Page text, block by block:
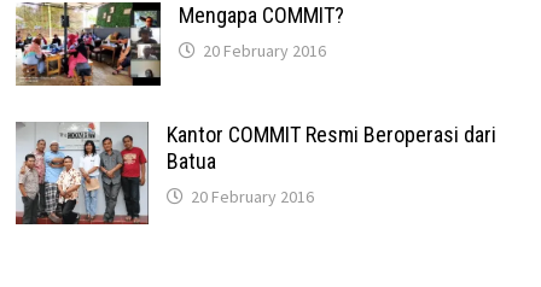
Mengapa COMMIT?
20 February 2016
Kantor COMMIT Resmi Beroperasi dari
Batua
20 February 2016